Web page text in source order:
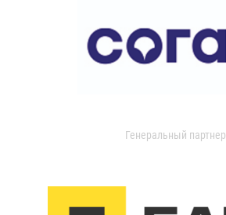
Генеральный партнер